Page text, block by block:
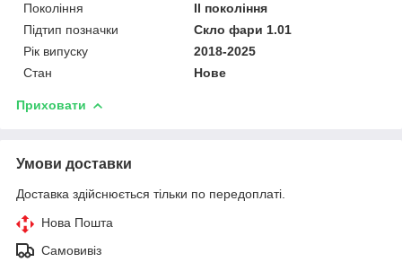
Покоління
II покоління
Підтип позначки
Скло фари 1.01
Рік випуску
2018-2025
Стан
Нове
Приховати
Умови доставки
Доставка здійснюється тільки по передоплаті.
Нова Пошта
Самовивіз